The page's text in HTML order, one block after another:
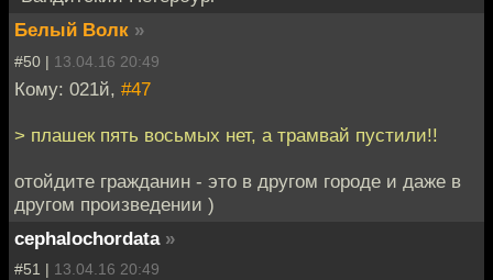
Белый Волк »
#50 | 13.04.16 20:49
Кому: 021й, #47
> плашек пять восьмых нет, а трамвай пустили!!
отойдите гражданин - это в другом городе и даже в
другом произведении )
cephalochordata »
#51 | 13.04.16 20:49